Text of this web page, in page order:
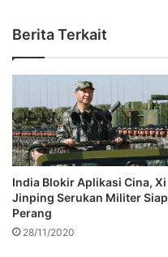
Berita Terkait
India Blokir Aplikasi Cina, Xi
Jinping Serukan Militer Siap
Perang
28/11/2020